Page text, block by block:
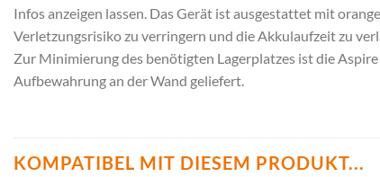
Infos anzeigen lassen. Das Gerät ist ausgestattet mit
Verletzungsrisiko zu verringern und die Akkulaufzeit zu
Zur Minimierung des benötigten Lagerplatzes ist die
Aufbewahrung an der Wand geliefert.
KOMPATIBEL MIT DIESEM PRODUKT...